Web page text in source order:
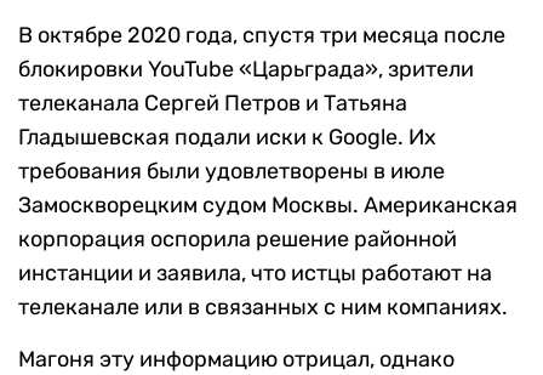
В октябре 2020 года, спустя три месяца после
блокировки YouTube «Царьграда», зрители
телеканала Сергей Петров и Татьяна
Гладышевская подали иски к Google. Их
требования были удовлетворены в июле
Замоскворецким судом Москвы. Американская
корпорация оспорила решение районной
инстанции и заявила, что истцы работают на
телеканале или в связанных с ним компаниях.
Магоня эту информацию отрицал, однако